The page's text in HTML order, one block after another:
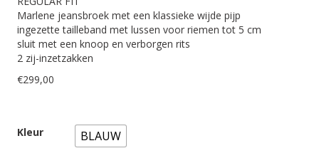
Marlene jeansbroek met een klassieke wijde pijp
ingezette tailleband met lussen voor riemen tot 5 cm
sluit met een knoop en verborgen rits
2 zij-inzetzakken
€299,00
Kleur BLAUW